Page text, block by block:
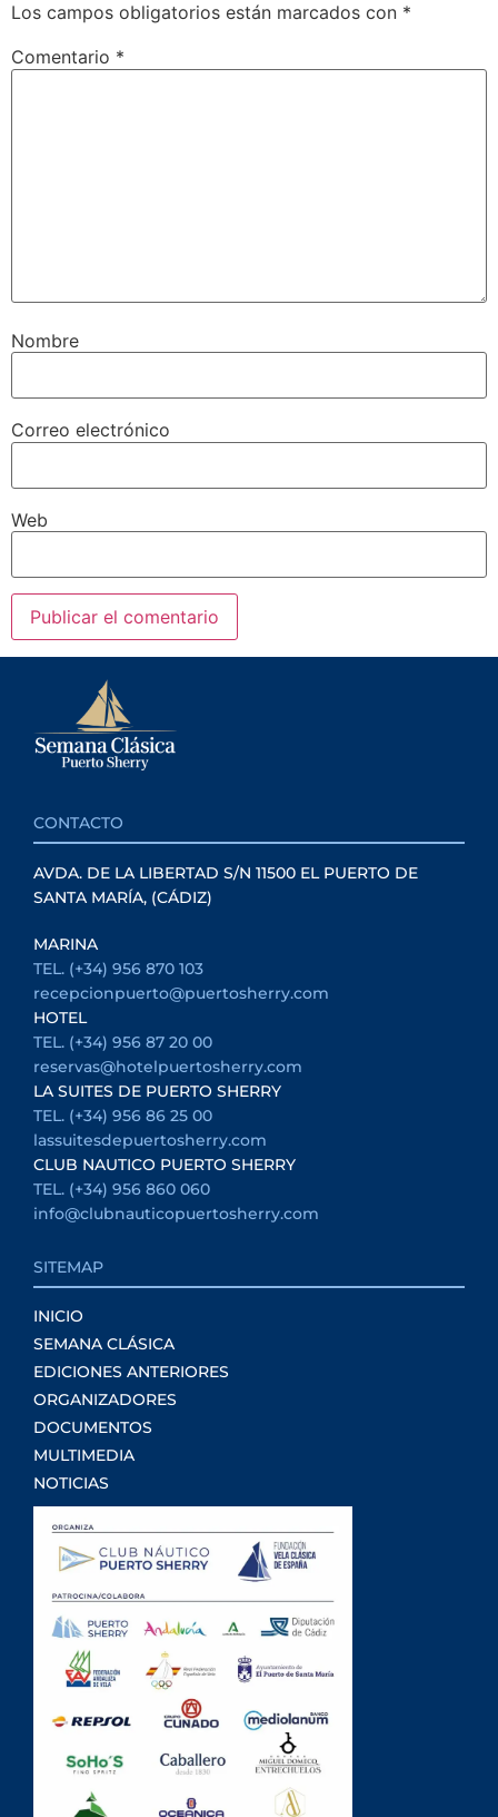
Los campos obligatorios están marcados con *
Comentario *
Nombre
Correo electrónico
Web
CONTACTO
AVDA. DE LA LIBERTAD S/N 11500 EL PUERTO DE
SANTA MARÍA, (CÁDIZ)
MARINA
TEL. (+34) 956 870 103
recepcionpuerto@puertosherry.com
HOTEL
TEL. (+34) 956 87 20 00
reservas@hotelpuertosherry.com
LA SUITES DE PUERTO SHERRY
TEL. (+34) 956 86 25 00
lassuitesdepuertosherry.com
CLUB NAUTICO PUERTO SHERRY
TEL. (+34) 956 860 060
info@clubnauticopuertosherry.com
SITEMAP
INICIO
SEMANA CLÁSICA
EDICIONES ANTERIORES
ORGANIZADORES
DOCUMENTOS
MULTIMEDIA
NOTICIAS